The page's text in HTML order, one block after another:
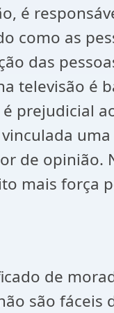
é
como as
das
televisão é
prejudicial
de opinião.
mais força
de
são fáceis